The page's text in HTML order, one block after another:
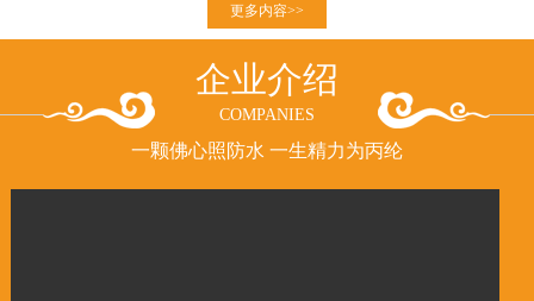
更多内容>>
企业介绍
COMPANIES
一颗佛心照防水 一生精力为丙纶